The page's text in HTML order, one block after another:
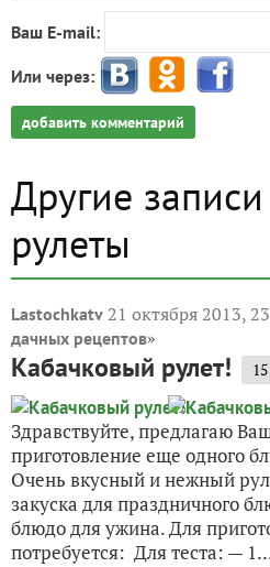
Ваш E-mail:
Или через:
добавить комментарий
Другие
рулеты
Lastochkatv 21 октября 2013,
дачных рецептов»
Кабачковый рулет! 15
Здравствуйте, предлагаю
приготовление еще одного
Очень вкусный и нежный
закуска для праздничного
блюдо для ужина. Для
потребуется: Для теста: —